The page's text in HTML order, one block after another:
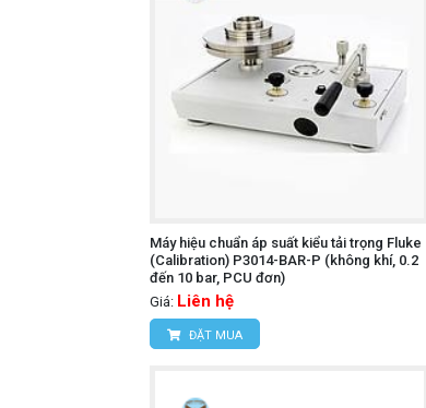
Máy hiệu chuẩn áp suất kiểu tải trọng Fluke
(Calibration) P3014-BAR-P (không khí, 0.2
đến 10 bar, PCU đơn)
Giá: Liên hệ
ĐẶT MUA